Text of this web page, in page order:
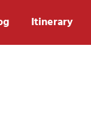
Itinerary